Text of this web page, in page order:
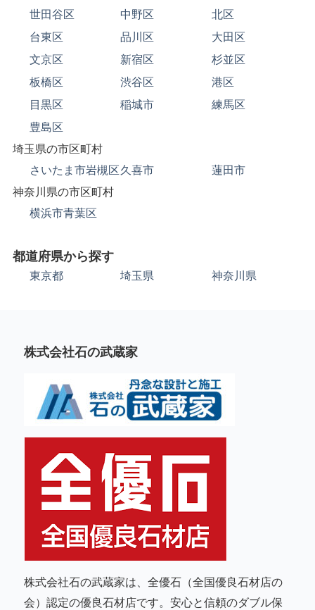
世田谷区
中野区
北区
台東区
品川区
大田区
文京区
新宿区
杉並区
板橋区
渋谷区
港区
目黒区
稲城市
練馬区
豊島区
埼玉県の市区町村
さいたま市岩槻区久喜市
蓮田市
神奈川県の市区町村
横浜市青葉区
都道府県から探す
東京都 埼玉県 神奈川県
株式会社石の武蔵家
株式会社石の武蔵家は、全優石（全国優良石材店の
会）認定の優良石材店です。安心と信頼のダブル保